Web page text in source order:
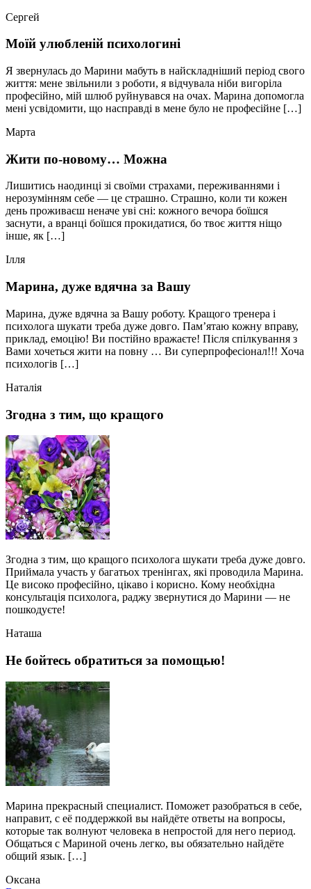
Сергей
Моїй улюбленій психологині
Я звернулась до Марини мабуть в найскладніший період свого
життя: мене звільнили з роботи, я відчувала ніби вигоріла
професійно, мій шлюб руйнувався на очах. Марина допомогла
мені усвідомити, що насправді в мене було не професійне […]
Марта
Жити по-новому… Можна
Лишитись наодинці зі своїми страхами, переживаннями і
нерозумінням себе — це страшно. Страшно, коли ти кожен
день проживаєш неначе уві сні: кожного вечора боїшся
заснути, а вранці боїшся прокидатися, бо твоє життя ніщо
інше, як […]
Ілля
Марина, дуже вдячна за Вашу
Марина, дуже вдячна за Вашу роботу. Кращого тренера і
психолога шукати треба дуже довго. Пам’ятаю кожну вправу,
приклад, емоцію! Ви постійно вражаєте! Після спілкування з
Вами хочеться жити на повну … Ви суперпрофесіонал!!! Хоча
психологів […]
Наталія
Згодна з тим, що кращого
Згодна з тим, що кращого психолога шукати треба дуже довго.
Приймала участь у багатьох тренінгах, які проводила Марина.
Це високо професійно, цікаво і корисно. Кому необхідна
консультація психолога, раджу звернутися до Марини — не
пошкодуєте!
Наташа
Не бойтесь обратиться за помощью!
Марина прекрасный специалист. Поможет разобраться в себе,
направит, с её поддержкой вы найдёте ответы на вопросы,
которые так волнуют человека в непростой для него период.
Общаться с Мариной очень легко, вы обязательно найдёте
общий язык. […]
Оксана